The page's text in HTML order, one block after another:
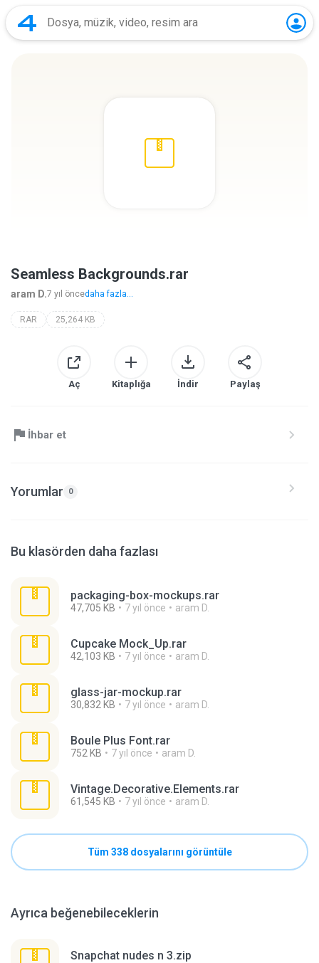
Seamless Backgrounds.rar
aram D.7 yıl öncedaha fazla...
RAR 25,264 KB
Aç Kitaplığa İndir Paylaş
İhbar et
Yorumlar 0
Bu klasörden daha fazlası
packaging-box-mockups.rar
47,705 KB 7 yıl önce aram D.
Cupcake Mock_Up.rar
42,103 KB 7 yıl önce aram D.
glass-jar-mockup.rar
30,832 KB 7 yıl önce aram D.
Boule Plus Font.rar
752 KB 7 yıl önce aram D.
Vintage.Decorative.Elements.rar
61,545 KB 7 yıl önce aram D.
Tüm 338 dosyalarını görüntüle
Ayrıca beğenebileceklerin
Snapchat nudes n 3.zip